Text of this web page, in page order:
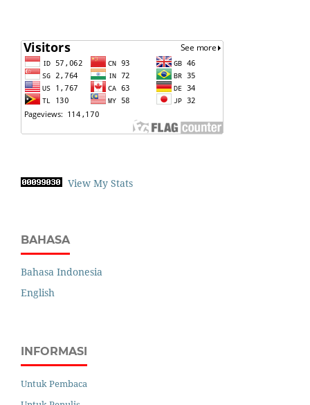
View My Stats
BAHASA
Bahasa Indonesia
English
INFORMASI
Untuk Pembaca